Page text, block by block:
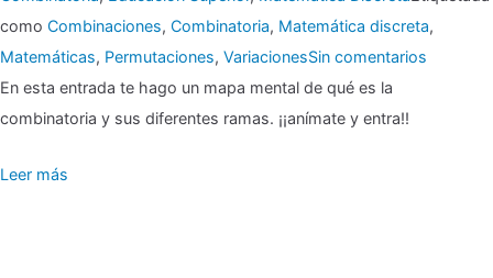
como Combinaciones, Combinatoria, Matemática discreta,
Matemáticas, Permutaciones, VariacionesSin comentarios
En esta entrada te hago un mapa mental de qué es la
combinatoria y sus diferentes ramas. ¡¡anímate y entra!!
Leer más